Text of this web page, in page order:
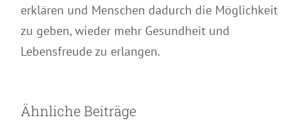
erklären und Menschen dadurch die Möglichkeit
zu geben, wieder mehr Gesundheit und
Lebensfreude zu erlangen.
Ähnliche Beiträge